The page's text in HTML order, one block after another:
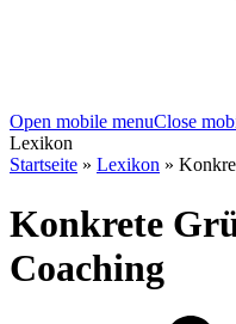
Open mobile menuClose
Lexikon
Startseite » Lexikon »
Konkrete
Coaching